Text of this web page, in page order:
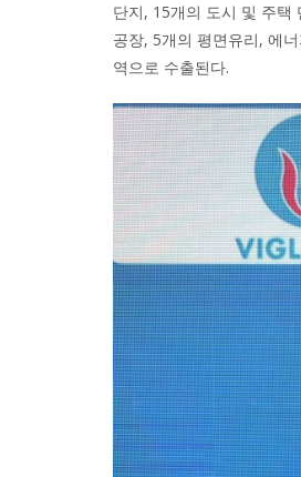
단지, 15개의 도시 및 주택
공장, 5개의 평면유리, 에
역으로 수출된다.